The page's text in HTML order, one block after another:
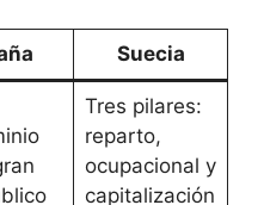
Suecia
Tres pilares:
reparto,
ocupacional y
capitalización